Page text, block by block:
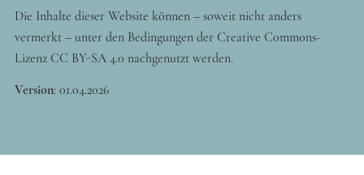
Die Inhalte dieser Website können – soweit nicht anders
vermerkt – unter den Bedingungen der Creative Commons-
Lizenz CC BY-SA 4.0 nachgenutzt werden.
Version: 01.04.2026